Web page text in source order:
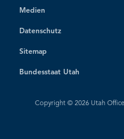
Medien
Datenschutz
Sitemap
Bundesstaat Utah
Copyright © 2026 Utah